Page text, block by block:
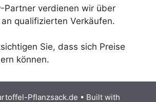
Partner verdienen wir über
qualifizierten Verkäufen.
Sie, dass sich Preise
können.
Pflanzsack.de • Built with